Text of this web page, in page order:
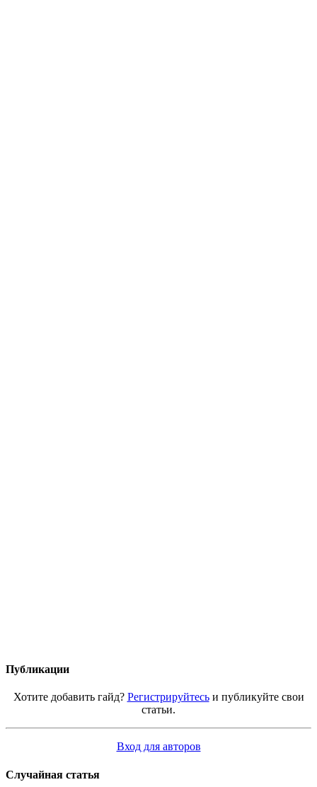
Публикации
Хотите добавить гайд? Регистрируйтесьи публикуйте свои
статьи.
Вход для авторов
Случайная статья